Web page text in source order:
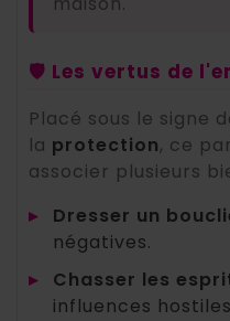
🛡️ Les vertus de
Placé sous le signe
la protection, ce
associer plusieurs
▸
Dresser un
négatives.
▸
Chasser les
influences